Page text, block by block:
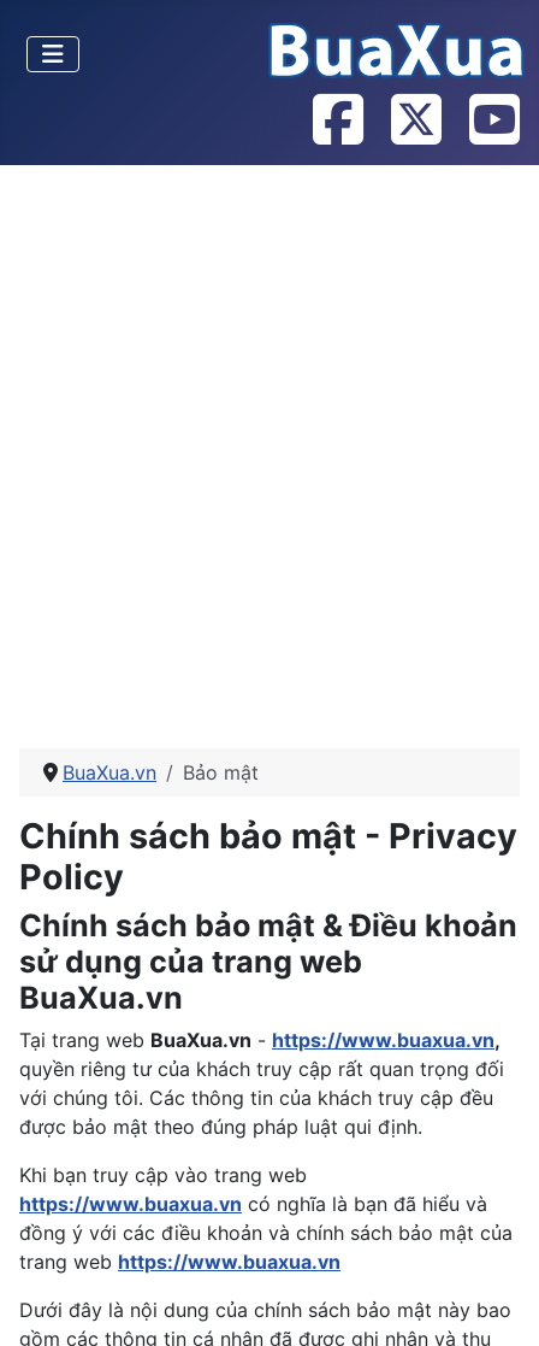
BuaXua.vn Bảo mật
Chính sách bảo mật - Privacy
Policy
Chính sách bảo mật & Điều khoản
sử dụng của trang web
BuaXua.vn
Tại trang web BuaXua.vn - https://www.buaxua.vn,
quyền riêng tư của khách truy cập rất quan trọng đối
với chúng tôi. Các thông tin của khách truy cập đều
được bảo mật theo đúng pháp luật qui định.
Khi bạn truy cập vào trang web
https://www.buaxua.vn có nghĩa là bạn đã hiểu và
đồng ý với các điều khoản và chính sách bảo mật của
trang web https://www.buaxua.vn
Dưới đây là nội dung của chính sách bảo mật này bao
gồm các thông tin cá nhân đã được ghi nhận và thu